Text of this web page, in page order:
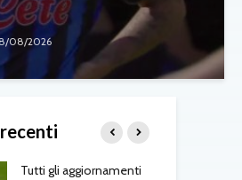
08/2026
Tutti gli aggiornamenti